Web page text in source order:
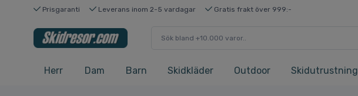
Prisgaranti Leverans inom 2-5 vardagar Gratis frakt över 999:-
Herr Dam Barn Skidkläder Outdoor Skidutrustning